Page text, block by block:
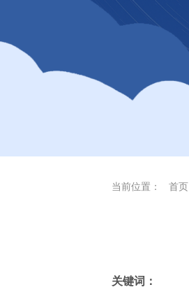
当前位置： 首页
关键词：